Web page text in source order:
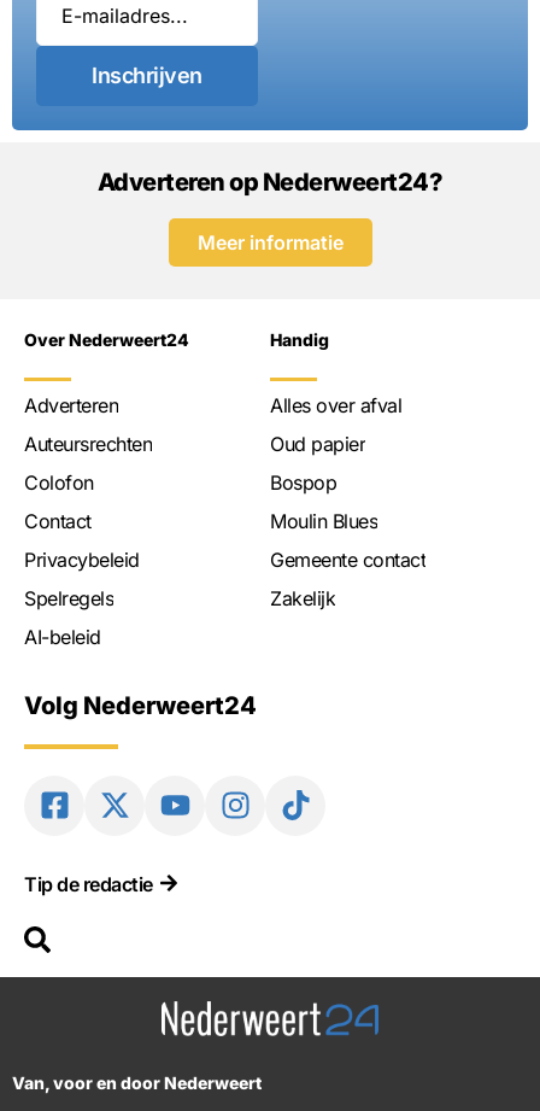
Inschrijven
Adverteren op Nederweert24?
Meer informatie
Over Nederweert24
Adverteren
Auteursrechten
Colofon
Contact
Privacybeleid
Spelregels
AI-beleid
Handig
Alles over afval
Oud papier
Bospop
Moulin Blues
Gemeente contact
Zakelijk
Volg Nederweert24
Tip de redactie
Van, voor en door Nederweert